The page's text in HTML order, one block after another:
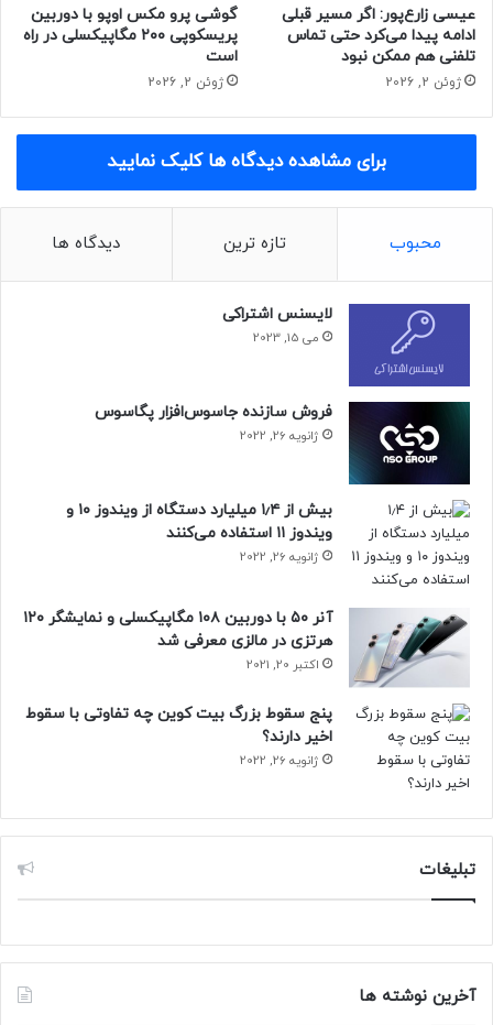
پتنت هستند
کوالکام: شکایت آرم حاکی از «طمع» و انتقام‌گیری به‌خاطر
تصاحب نوویا است
یوگشاشاره نکرد که آیا کوالکام درحال آماده‌سازی دو نسخه از
Snapdragon 8 Gen 2 است یا خیر، بنابراین باید منتظر بمانیم تا
در روزهای آینده اطلاعات جدیدی در این‌مورد به‌دست آوریم.
درحال‌حاضر اولین برداشت ما این است که کوالکام یک حرکت
هوشمندانه انجام داده است و به استفاده از فناوری‌ ۴ نانومتری
TSMC روی آورده است. گواه برتری این لیتوگرافی درمقایسه با
فناوری ۴ نانومتری سامسونگ، آزمون بنچمارک بازی است که
داد. با نگاه به آن نتایج بنچمارک، هیجان‌زده هستیم تا ببینیم
Snapdragon 8 Gen 2 چگونه عمل خواهد کرد.
با توجه به این‌که کوالکام به‌طور رسمی تاریخ برگزاری اجلاس
سالانه‌ی اسنپدراگون را اعلام کرده است، زمان زیادی تا معرفی
نسل بعدی تراشه‌ی پرچم‌دار این شرکت باقی نمانده است.
مجله خبری نیوزلن
عیسی زارع‌پور: اگر مسیر قبلی
ادامه پیدا می‌کرد حتی تماس
تلفنی هم ممکن نبود
ژوئن 2, 2026
گوشی پرو مکس اوپو با دوربین
پریسکوپی ۲۰۰ مگاپیکسلی در راه
است
ژوئن 2, 2026
برای مشاهده دیدگاه ها کلیک نمایید
محبوب تازه ترین دیدگاه ها
لایسنس اشتراکی
می 15, 2023
فروش سازنده جاسوس‌افزار پگاسوس
ژانویه 26, 2022
بیش از ۱٫۴ میلیارد دستگاه از ویندوز ۱۰ و
ویندوز ۱۱ استفاده می‌کنند
ژانویه 26, 2022
آنر ۵۰ با دوربین ۱۰۸ مگاپیکسلی و نمایشگر ۱۲۰
هرتزی در مالزی معرفی شد
اکتبر 20, 2021
پنج سقوط بزرگ بیت کوین چه تفاوتی با سقوط
اخیر دارند؟
ژانویه 26, 2022
تبلیغات
آخرین نوشته ها